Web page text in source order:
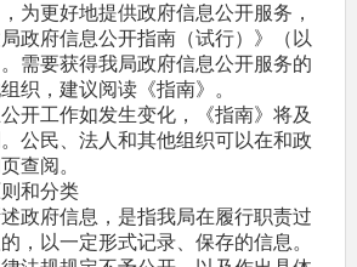
为更好地提供政府信息公开服务，
政府信息公开指南（试行）》（以
需要获得我局政府信息公开服务的
织，建议阅读《指南》。
开工作如发生变化，《指南》将及
公民、法人和其他组织可以在和政
查阅。
和分类
政府信息，是指我局在履行职责过
，以一定形式记录、保存的信息。